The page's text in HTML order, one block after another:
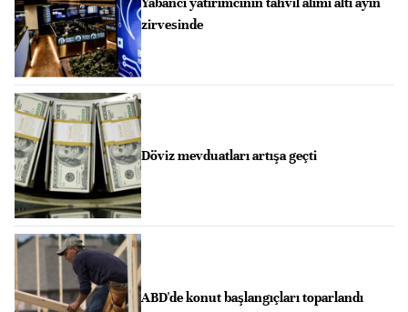
zirvesinde
Döviz mevduatları artışa geçti
ABD'de konut başlangıçları toparlandı